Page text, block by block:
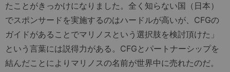
たことがきっかけになりました。全く知らない国（日本）
でスポンサードを実施するのはハードルが高いが、CFGの
ガイドがあることでマリノスという選択肢を検討頂けた」
という言葉には説得力がある。CFGとパートナーシップを
結んだことによりマリノスの名前が世界中に売れたのだ。